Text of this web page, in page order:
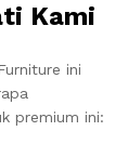
Kami
ini
premium ini: